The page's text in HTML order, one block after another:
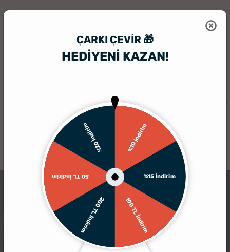
ÇARKI ÇEVIR 🎁
HEDİYENİ KAZAN!
%10 İndirim
%15 İndirim
100 TL İndirim
200 TL İndirim
50 TL İndirim
%20 İndirim